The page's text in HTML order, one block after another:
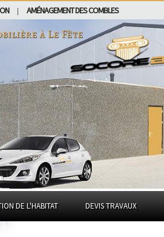
AMÉNAGEMENT DES COMBLES
àLe Fête
DE L'HABITAT DEVIS TRAVAUX